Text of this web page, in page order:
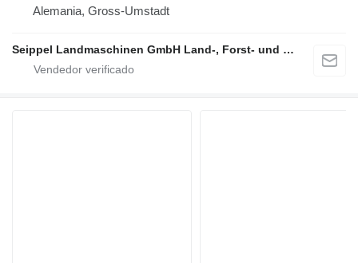
Alemania, Gross-Umstadt
Seippel Landmaschinen GmbH Land-, Forst- und Gartentechnik